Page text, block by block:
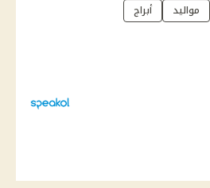
مواليد أبراج